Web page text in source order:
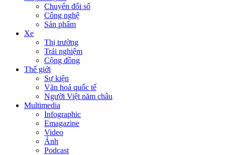
Chuyển đổi số
Công nghệ
Sản phẩm
Xe
Thị trường
Trải nghiệm
Cộng đồng
Thế giới
Sự kiện
Văn hoá quốc tế
Người Việt năm châu
Multimedia
Infographic
Emagazine
Video
Ảnh
Podcast